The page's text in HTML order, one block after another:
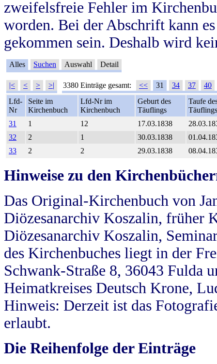
zweifelsfreie Fehler im
worden. Bei der Abschrift kann
gekommen sein. Deshalb wird
Alles Suchen Auswahl Detail
|< < > >| 3380 Einträge gesamt: << 31 34 37
40
Lfd-
Nr
Seite im
Kirchenbuch
Lfd-Nr im
Kirchenbuch
Geburt des
Täuflings
Taufe
Täuflings
31
1 12 17.03.1838
32
2 1 30.03.1838
33
2 2 29.03.1838
Hinweise zu den
Das Original-Kirchenbuch von
Diözesanarchiv Koszalin, früher
Diözesanarchiv Koszalin,
des Kirchenbuches liegt in der
Schwank-Straße 8, 36043 Fulda
Heimatkreises Deutsch Krone,
Hinweis: Derzeit ist das
erlaubt.
Die Reihenfolge der Einträge